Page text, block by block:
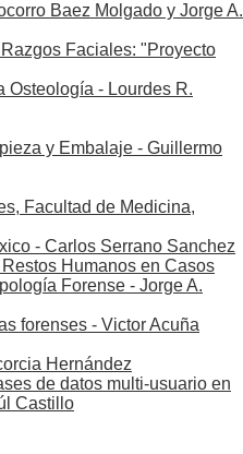
Baez Molgado y Jorge A.
Faciales: "Proyecto
Osteología - Lourdes R.
y Embalaje - Guillermo
Facultad de Medicina,
- Carlos Serrano Sanchez
Humanos en Casos
Forense - Jorge A.
forenses - Victor Acuña
Hernández
de datos multi-usuario en
Castillo